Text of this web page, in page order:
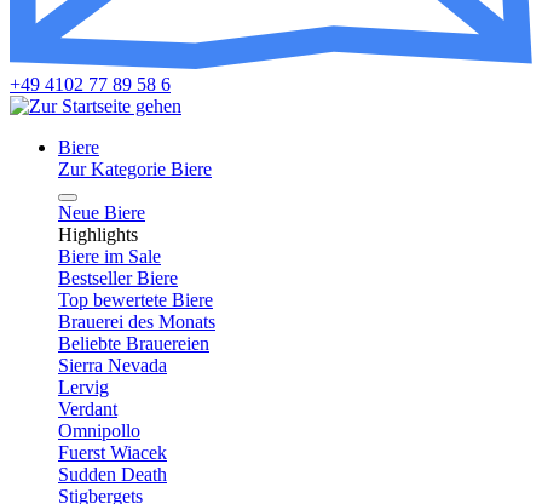
+49 4102 77 89 58 6
Biere
Zur Kategorie Biere
Neue Biere
Highlights
Biere im Sale
Bestseller Biere
Top bewertete Biere
Brauerei des Monats
Beliebte Brauereien
Sierra Nevada
Lervig
Verdant
Omnipollo
Fuerst Wiacek
Sudden Death
Stigbergets